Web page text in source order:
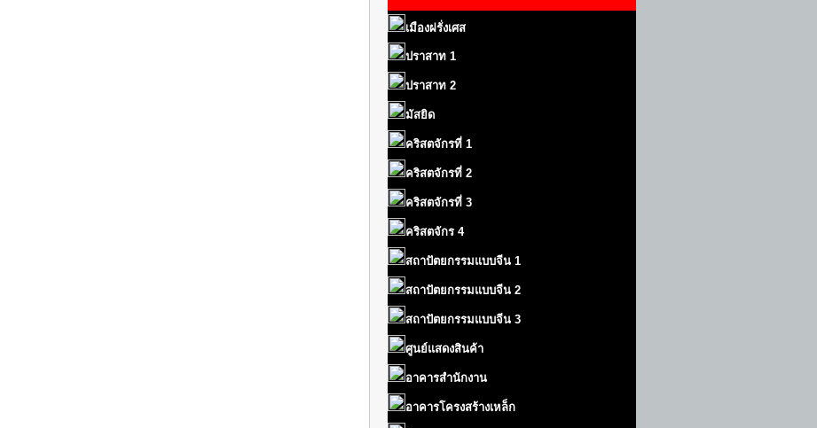
เมืองฝรั่งเศส
ปราสาท 1
ปราสาท 2
มัสยิด
คริสตจักรที่ 1
คริสตจักรที่ 2
คริสตจักรที่ 3
คริสตจักร 4
สถาปัตยกรรมแบบจีน 1
สถาปัตยกรรมแบบจีน 2
สถาปัตยกรรมแบบจีน 3
ศูนย์แสดงสินค้า
อาคารสำนักงาน
อาคารโครงสร้างเหล็ก